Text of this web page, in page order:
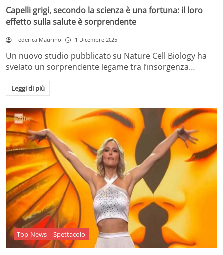
Capelli grigi, secondo la scienza è una fortuna: il loro
effetto sulla salute è sorprendente
Federica Maurino 1 Dicembre 2025
Un nuovo studio pubblicato su Nature Cell Biology ha
svelato un sorprendente legame tra l’insorgenza…
Leggi di più
Top-News Spettacolo